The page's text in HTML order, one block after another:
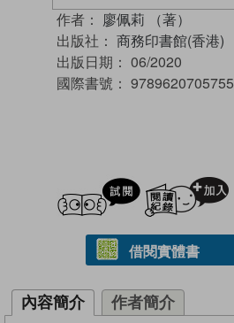
作者： 廖佩莉 （著）
出版社： 商務印書館(香港)
出版日期： 06/2020
國際書號： 9789620705755
試閲
借閱實體書
內容簡介 作者簡介